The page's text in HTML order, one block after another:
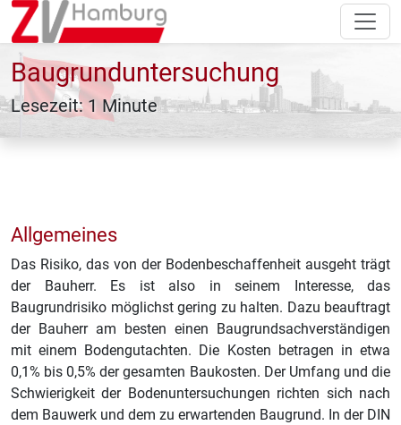
Baugrunduntersuchung
Lesezeit: 1 Minute
Allgemeines
Das Risiko, das von der Bodenbeschaffenheit ausgeht trägt
der Bauherr. Es ist also in seinem Interesse, das
Baugrundrisiko möglichst gering zu halten. Dazu beauftragt
der Bauherr am besten einen Baugrundsachverständigen
mit einem Bodengutachten. Die Kosten betragen in etwa
0,1% bis 0,5% der gesamten Baukosten. Der Umfang und die
Schwierigkeit der Bodenuntersuchungen richten sich nach
dem Bauwerk und dem zu erwartenden Baugrund. In der DIN